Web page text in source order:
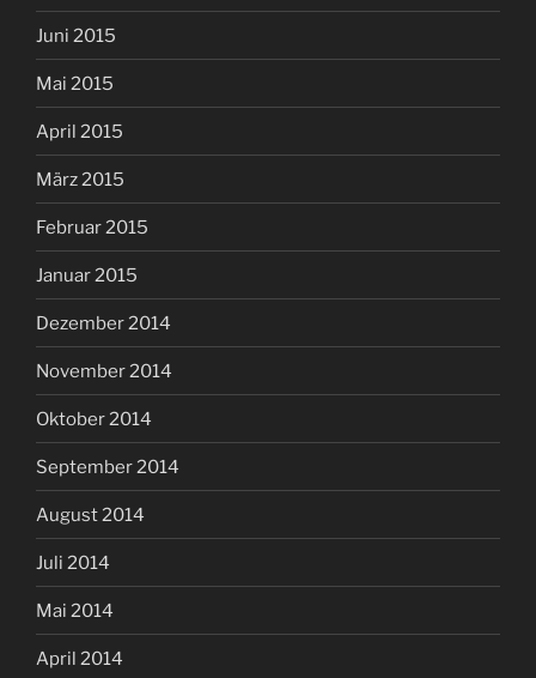
Juni 2015
Mai 2015
April 2015
März 2015
Februar 2015
Januar 2015
Dezember 2014
November 2014
Oktober 2014
September 2014
August 2014
Juli 2014
Mai 2014
April 2014